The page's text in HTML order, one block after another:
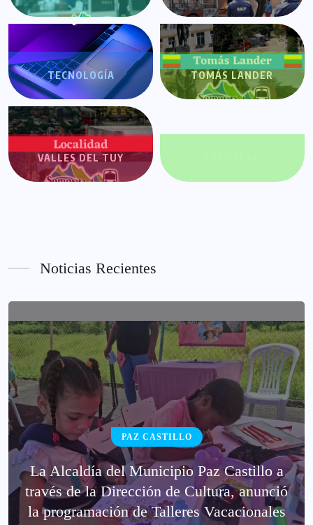
TECNOLOGÍA TOMÁS LANDER
VALLES DEL TUY
Noticias Recientes
PAZ CASTILLO
La Alcaldía del Municipio Paz Castillo a
través de la Dirección de Cultura, anunció
la programación de Talleres Vacacionales